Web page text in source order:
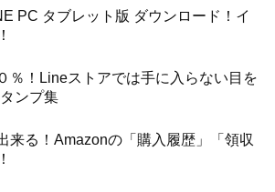
ダウンロードはこちら！